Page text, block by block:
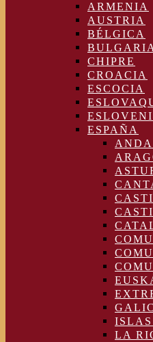
ARMENIA
AUSTRIA
BÉLGICA
BULGARIA
CHIPRE
CROACIA
ESCOCIA
ESPAÑA
LA